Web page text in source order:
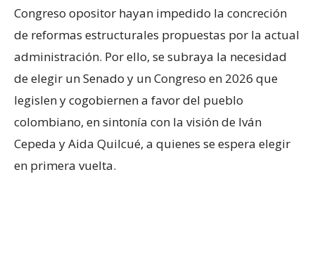
Congreso opositor hayan impedido la concreción
de reformas estructurales propuestas por la actual
administración. Por ello, se subraya la necesidad
de elegir un Senado y un Congreso en 2026 que
legislen y cogobiernen a favor del pueblo
colombiano, en sintonía con la visión de Iván
Cepeda y Aida Quilcué, a quienes se espera elegir
en primera vuelta.